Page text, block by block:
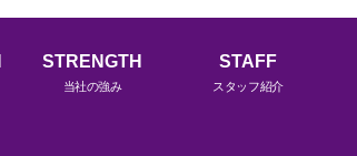
STRENGTH
当社の強み
STAFF
スタッフ紹介